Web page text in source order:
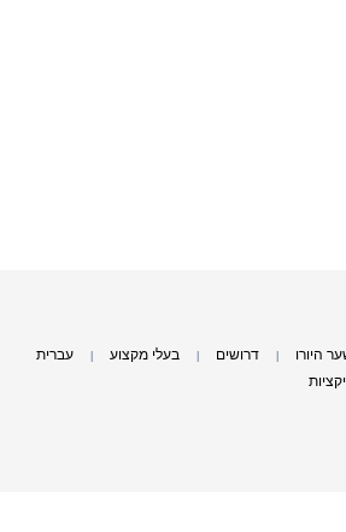
היורו דרושים בעלי מקצוע עברית